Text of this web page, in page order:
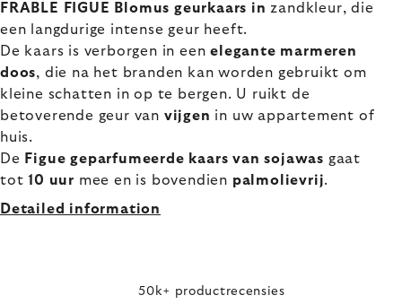
FRABLE FIGUE Blomus geurkaars in zandkleur, die
een langdurige intense geur heeft.
De kaars is verborgen in eenelegante marmeren
doos, die na het branden kan worden gebruikt om
kleine schatten in op te bergen. U ruikt de
betoverende geur van vijgen in uw appartement of
huis.
De Figue geparfumeerde kaars van sojawas gaat
tot10 uur mee en is bovendien palmolievrij.
Detailed information
50k+ productrecensies